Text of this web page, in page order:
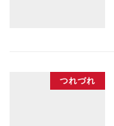
つれづれ